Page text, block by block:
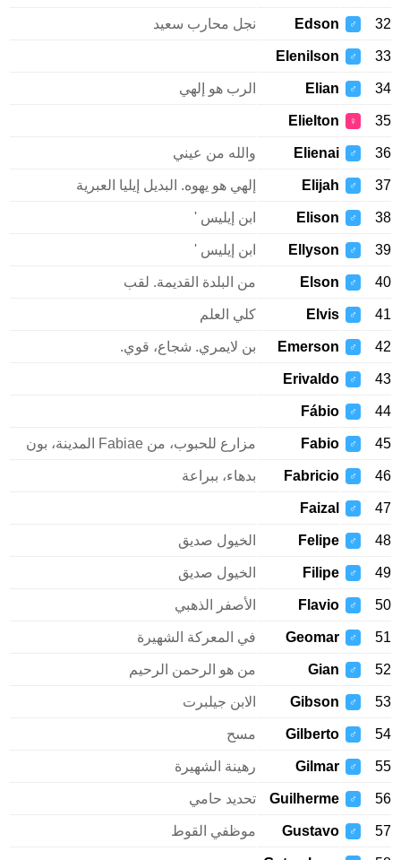
32
♂
Edson نجل محارب سعيد
33
♂
Elenilson
34
♂
Elian الرب هو إلهي
35
♀
Elielton
36
♂
Elienai والله من عيني
37
♂
Elijah إلهي هو يهوه. البديل إيليا العبرية
38
♂
Elison ابن إيليس '
39
♂
Ellyson ابن إيليس '
40
♂
Elson من البلدة القديمة. لقب
41
♂
Elvis كلي العلم
42
♂
Emerson بن لايمري. شجاع، قوي.
43
♂
Erivaldo
44
♂
Fábio
45
♂
Fabio مزارع للحبوب، من Fabiae المدينة، بون
46
♂
Fabricio بدهاء، ببراعة
47
♂
Faizal
48
♂
Felipe الخيول صديق
49
♂
Filipe الخيول صديق
50
♂
Flavio الأصفر الذهبي
51
♂
Geomar في المعركة الشهيرة
52
♂
Gian من هو الرحمن الرحيم
53
♂
Gibson الابن جيلبرت
54
♂
Gilberto مسح
55
♂
Gilmar رهينة الشهيرة
56
♂
Guilherme تحديد حامي
57
♂
Gustavo موظفي القوط